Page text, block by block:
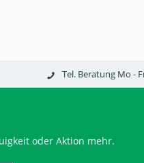
Tel. Beratung Mo -
oder Aktion mehr.